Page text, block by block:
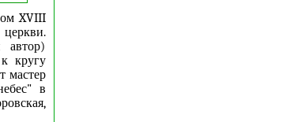
XVIII
церкви.
автор)
кругу
мастер
в